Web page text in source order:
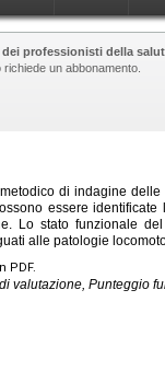
professionisti della
un abbonamento.
di indagine delle
essere
Lo stato funzionale
alle patologie
PDF.
valutazione, Punteggio